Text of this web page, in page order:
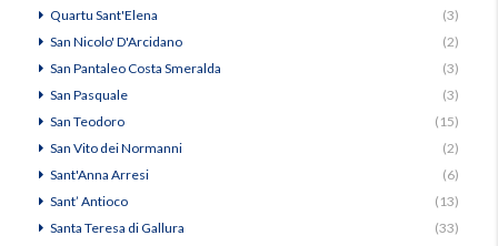
Quartu Sant'Elena
(3)
San Nicolo' D'Arcidano
(2)
San Pantaleo Costa Smeralda
(3)
San Pasquale
(3)
San Teodoro
(15)
San Vito dei Normanni
(2)
Sant'Anna Arresi
(6)
Sant’ Antioco
(13)
Santa Teresa di Gallura
(33)